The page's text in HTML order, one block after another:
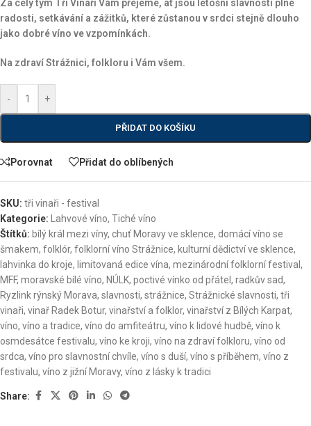
Za celý tým Tři Vinaři Vám přejeme, ať jsou letošní slavnosti plné
radosti, setkávání a zážitků, které zůstanou v srdci stejně dlouho
jako dobré víno ve vzpomínkách.
Na zdraví Strážnici, folkloru i Vám všem.
- +
PŘIDAT DO KOŠÍKU
Porovnat Přidat do oblíbených
SKU: tři vinaři - festival
Kategorie: Lahvové víno, Tiché víno
Štítků: bílý král mezi víny, chuť Moravy ve sklence, domácí víno se
šmakem, folklór, folklorní víno Strážnice, kulturní dědictví ve sklence,
lahvinka do kroje, limitovaná edice vína, mezinárodní folklorní festival ,
MFF, moravské bílé víno, NÚLK, poctivé vínko od přátel , radkův sad,
Ryzlink rýnský Morava, slavnosti, strážnice, Strážnické slavnosti, tři
vinaři, vinař Radek Botur, vinařství a folklor, vinařství z Bílých Karpat,
víno, víno a tradice, víno do amfiteátru, víno k lidové hudbě, víno k
osmdesátce festivalu, víno ke kroji, víno na zdraví folkloru, víno od
srdca, víno pro slavnostní chvíle, víno s duší, víno s příběhem, víno z
festivalu, víno z jižní Moravy, víno z lásky k tradici
Share: